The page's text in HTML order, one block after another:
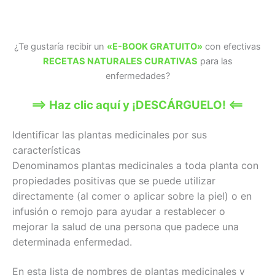
¿Te gustaría recibir un «E-BOOK GRATUITO» con efectivas
RECETAS NATURALES CURATIVAS para las
enfermedades?
==> Haz clic aquí y ¡DESCÁRGUELO! <==
Identificar las plantas medicinales por sus
características
Denominamos plantas medicinales a toda planta con
propiedades positivas que se puede utilizar
directamente (al comer o aplicar sobre la piel) o en
infusión o remojo para ayudar a restablecer o
mejorar la salud de una persona que padece una
determinada enfermedad.
En esta lista de nombres de plantas medicinales y